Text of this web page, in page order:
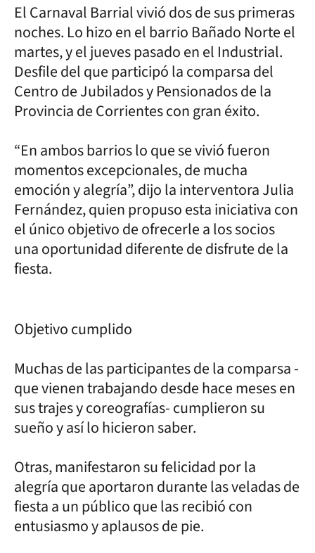
El Carnaval Barrial vivió dos de sus primeras
noches. Lo hizo en el barrio Bañado Norte el
martes, y el jueves pasado en el Industrial.
Desfile del que participó la comparsa del
Centro de Jubilados y Pensionados de la
Provincia de Corrientes con gran éxito.
“En ambos barrios lo que se vivió fueron
momentos excepcionales, de mucha
emoción y alegría”, dijo la interventora Julia
Fernández, quien propuso esta iniciativa con
el único objetivo de ofrecerle a los socios
una oportunidad diferente de disfrute de la
fiesta.
Objetivo cumplido
Muchas de las participantes de la comparsa -
que vienen trabajando desde hace meses en
sus trajes y coreografías- cumplieron su
sueño y así lo hicieron saber.
Otras, manifestaron su felicidad por la
alegría que aportaron durante las veladas de
fiesta a un público que las recibió con
entusiasmo y aplausos de pie.